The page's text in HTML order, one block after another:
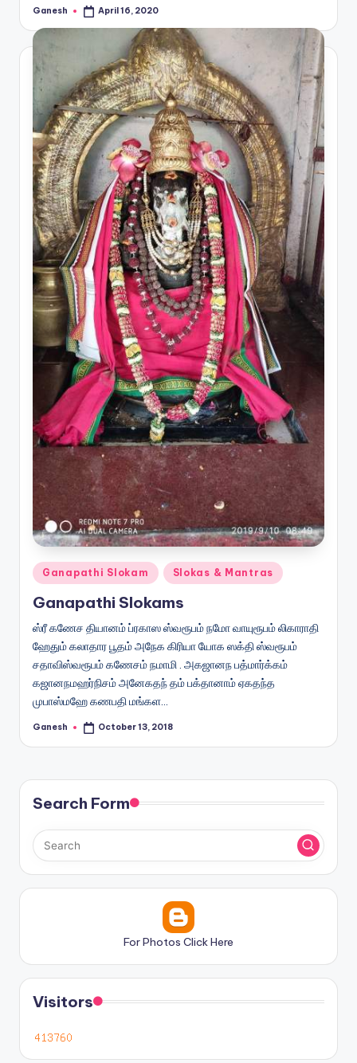
Posted
Ganesh April 16, 2020
Posted
in
Ganapathi Slokam Slokas & Mantras
Ganapathi Slokams
ஸ்ரீ கணேச தியானம் ப்ரகாஸ ஸ்வரூபம் நமோ வாயுரூபம் லிகாராதி
ஹேதும் கலாதார பூதம் அநேக கிரியா யோக ஸக்தி ஸ்வரூபம்
சதாவிஸ்வரூபம் கணேசம் நமாமி . அகஜானந பத்மார்க்கம்
கஜானநமஹர்நிசம் அனேகதந் தம் பக்தானாம் ஏகதந்த
முபாஸ்மஹே கணபதி மங்கள…
Posted
Ganesh October 13, 2018
Search Form
For Photos Click Here
Visitors